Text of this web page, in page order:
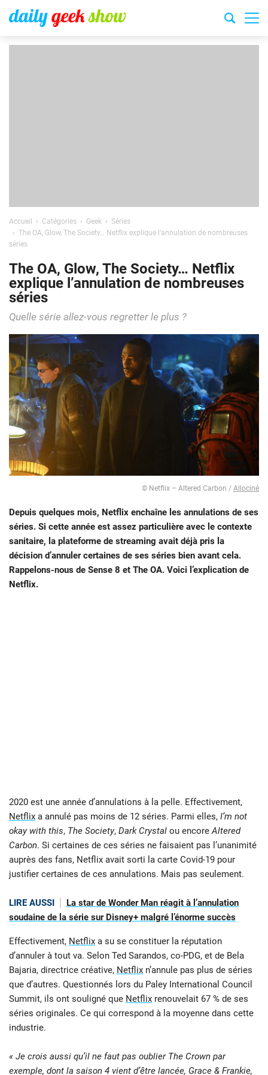
Accueil Catégories Geek
Séries
The OA, Glow, The Society… Netflix explique l’annulation de nombreuses
séries
The OA, Glow, The Society… Netflix
explique l’annulation de nombreuses
séries
Quelle série allez-vous regretter le plus ?
© Netflix – Altered Carbon / Allociné
Depuis quelques mois, Netflix enchaîne les annulations de ses
séries. Si cette année est assez particulière avec le contexte
sanitaire, la plateforme de streaming avait déjà pris la
décision d’annuler certaines de ses séries bien avant cela.
Rappelons-nous de Sense 8 et The OA. Voici l’explication de
Netflix.
2020 est une année d’annulations à la pelle. Effectivement,
Netflix a annulé pas moins de 12 séries. Parmi elles, I’m not
okay with this, The Society, Dark Crystal ou encoreAltered
Carbon. Si certaines de ces séries ne faisaient pas l’unanimité
auprès des fans, Netflix avait sorti la carte Covid-19 pour
justifier certaines de ces annulations. Mais pas seulement.
LIRE AUSSI
La star de Wonder Man réagit à l’annulation
soudaine de la série sur Disney+ malgré l’énorme succès
Effectivement, Netflix a su se constituer la réputation
d’annuler à tout va. Selon Ted Sarandos, co-PDG, et de Bela
Bajaria, directrice créative, Netflix n’annule pas plus de séries
que d’autres. Questionnés lors du Paley International Council
Summit, ils ont souligné que Netflix renouvelait 67 % de ses
séries originales. Ce qui correspond à la moyenne dans cette
industrie.
« Je crois aussi qu’il ne faut pas oublier The Crown par
exemple, dont la saison 4 vient d’être lancée, Grace & Frankie,